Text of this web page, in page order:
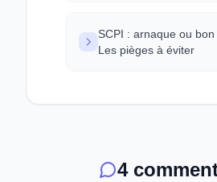
SCPI : arnaque ou
Les pièges à éviter
4